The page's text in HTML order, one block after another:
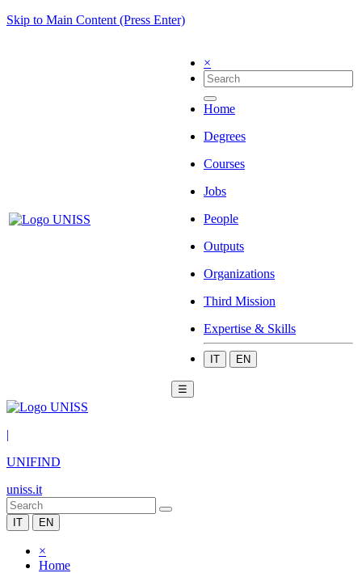
Skip to Main Content (Press Enter)
×
Home
Degrees
Courses
Jobs
People
Outputs
Organizations
Third Mission
Expertise & Skills
IT EN
☰
|
UNIFIND
uniss.it
IT EN
×
Home